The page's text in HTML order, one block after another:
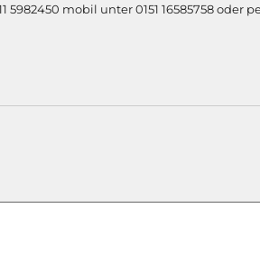
mobil unter 0151 16585758 oder